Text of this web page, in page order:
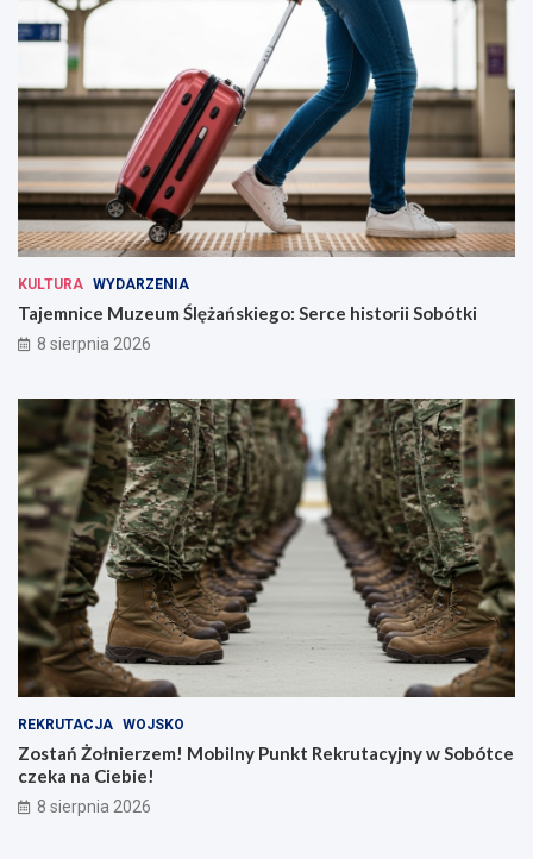
KULTURA WYDARZENIA
Tajemnice Muzeum Ślężańskiego: Serce historii Sobótki
8 sierpnia 2026
REKRUTACJA WOJSKO
Zostań Żołnierzem! Mobilny Punkt Rekrutacyjny w Sobótce
czeka na Ciebie!
8 sierpnia 2026